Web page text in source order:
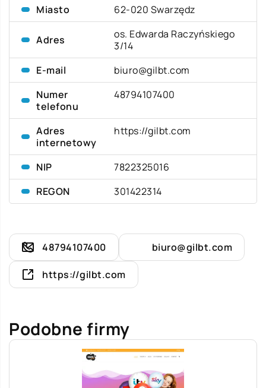
Miasto 62-020 Swarzędz
Adres
os. Edwarda Raczyńskiego
3/14
E-mail
biuro@gilbt.com
Numer
telefonu
48794107400
Adres
internetowy
https://gilbt.com
NIP
7822325016
REGON
301422314
48794107400 biuro@gilbt.com
https://gilbt.com
Podobne firmy